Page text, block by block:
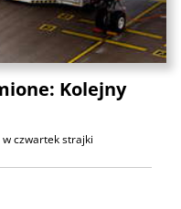
Kolejny
czwartek strajki